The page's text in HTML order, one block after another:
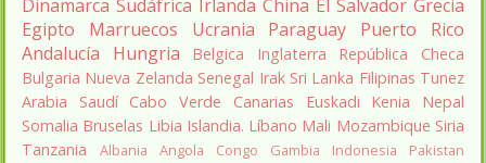
Dinamarca Sudáfrica Irlanda China El Salvador Grecia
Egipto
Marruecos Ucrania Paraguay
Puerto Rico
Andalucía
Hungria Belgica Inglaterra
República Checa
Bulgaria Nueva Zelanda Senegal Irak Sri Lanka Filipinas Tunez
Arabia Saudí Cabo Verde Canarias Euskadi Kenia
Nepal
Somalia Bruselas Libia Islandia. Líbano Mali Mozambique Siria
Tanzania
Albania Angola Congo Gambia Indonesia
Pakistan